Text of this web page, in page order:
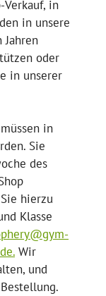
Verkauf, in
in unsere
oder
in unserer
in
Sie
des
hierzu
Klasse
Wir
und